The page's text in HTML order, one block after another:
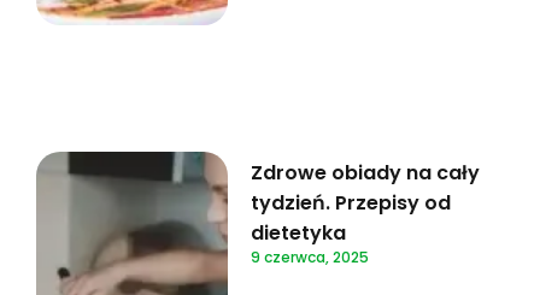
Zdrowe obiady na cały
tydzień. Przepisy od
dietetyka
9 czerwca, 2025